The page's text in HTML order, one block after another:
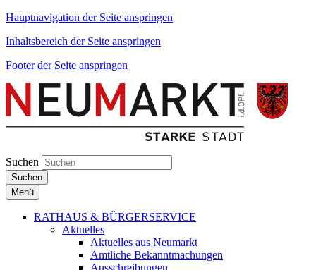
Hauptnavigation der Seite anspringen
Inhaltsbereich der Seite anspringen
Footer der Seite anspringen
Suchen
Suchen
Menü
RATHAUS & BÜRGERSERVICE
Aktuelles
Aktuelles aus Neumarkt
Amtliche Bekanntmachungen
Ausschreibungen